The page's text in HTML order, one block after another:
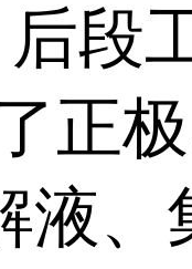
段
正
液、